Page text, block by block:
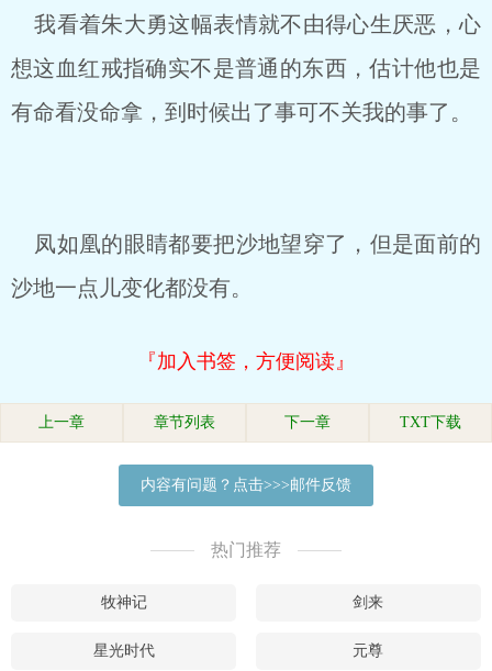
我看着朱大勇这幅表情就不由得心生厌恶，心
想这血红戒指确实不是普通的东西，估计他也是
有命看没命拿，到时候出了事可不关我的事了。
凤如凰的眼睛都要把沙地望穿了，但是面前的
沙地一点儿变化都没有。
『加入书签，方便阅读』
上一章 章节列表 下一章 TXT下载
内容有问题？点击>>>邮件反馈
热门推荐
牧神记 剑来
星光时代 元尊